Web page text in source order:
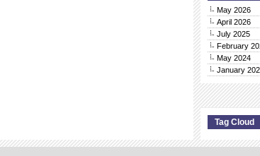
May 2026
April 2026
July 2025
February
May 2024
January
Tag Cloud